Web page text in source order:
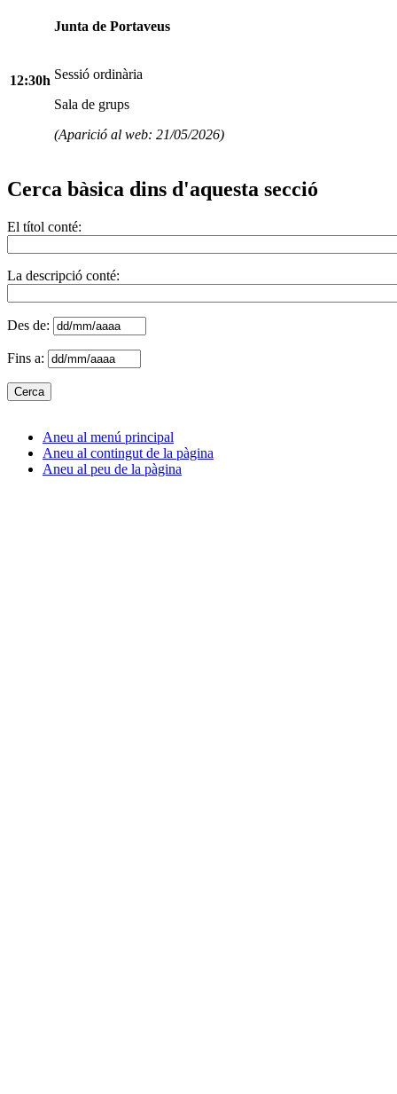
12:30h
Junta de Portaveus
Sessió ordinària
Sala de grups
(Aparició al web: 21/05/2026)
Cerca bàsica dins d'aquesta secció
El títol conté:
La descripció conté:
Des de:
Fins a:
Aneu al menú principal
Aneu al contingut de la pàgina
Aneu al peu de la pàgina